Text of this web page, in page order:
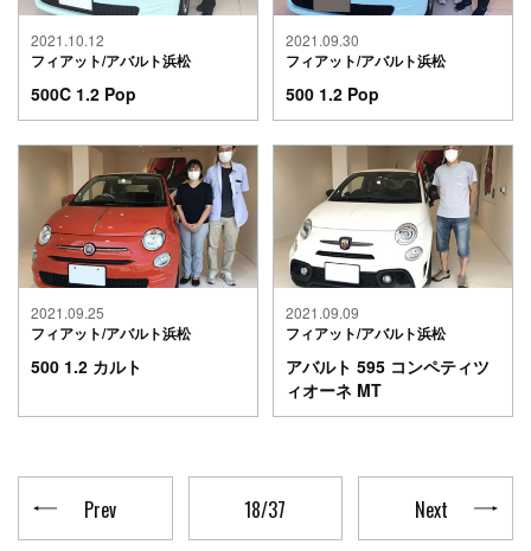
2021.10.12
フィアット/アバルト浜松
500C 1.2 Pop
2021.09.30
フィアット/アバルト浜松
500 1.2 Pop
2021.09.25
フィアット/アバルト浜松
500 1.2 カルト
2021.09.09
フィアット/アバルト浜松
アバルト 595 コンペティツ
ィオーネ MT
Prev 18/37 Next